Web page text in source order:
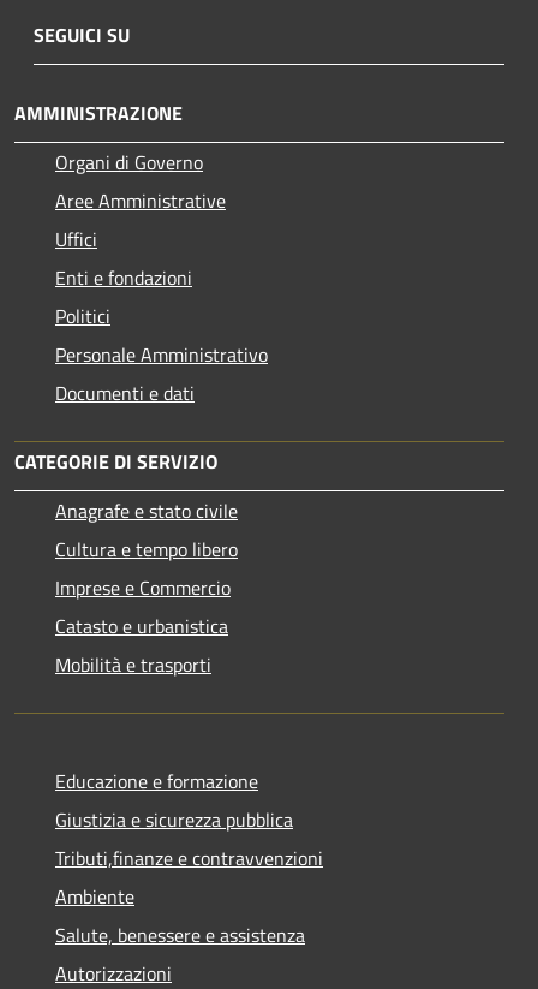
SEGUICI SU
AMMINISTRAZIONE
Organi di Governo
Aree Amministrative
Uffici
Enti e fondazioni
Politici
Personale Amministrativo
Documenti e dati
CATEGORIE DI SERVIZIO
Anagrafe e stato civile
Cultura e tempo libero
Imprese e Commercio
Catasto e urbanistica
Mobilità e trasporti
Educazione e formazione
Giustizia e sicurezza pubblica
Tributi,finanze e contravvenzioni
Ambiente
Salute, benessere e assistenza
Autorizzazioni